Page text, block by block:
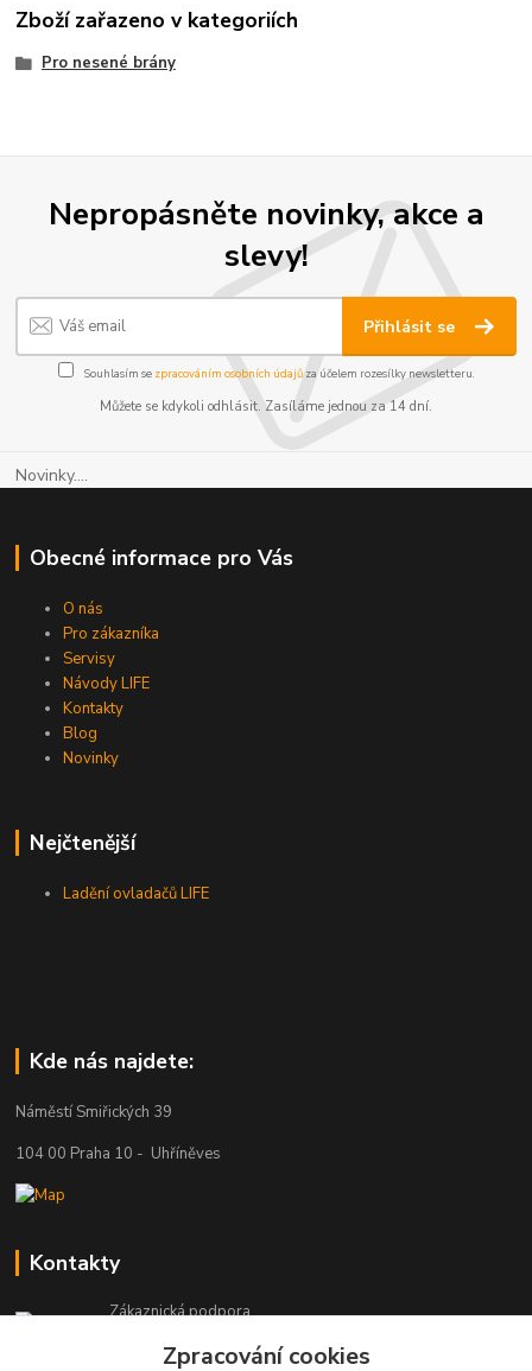
Zboží zařazeno v kategoriích
Pro nesené brány
Nepropásněte novinky, akce a
slevy!
Přihlásit se
Souhlasím se zpracováním osobních údajůza účelem rozesílky newsletteru.
Můžete se kdykoli odhlásit. Zasíláme jednou za 14 dní.
Novinky....
Obecné informace pro Vás
O nás
Pro zákazníka
Servisy
Návody LIFE
Kontakty
Blog
Novinky
Nejčtenější
Ladění ovladačů LIFE
Kde nás najdete:
Náměstí Smiřických 39
104 00 Praha 10 - Uhříněves
Kontakty
Zákaznická podpora
Po-Čt: 8-16 hod., Pá: 8-12 hod.
Zpracování cookies